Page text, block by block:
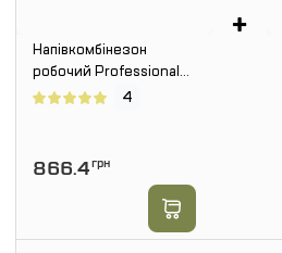
Напівкомбінезон
робочий Professional
Grey
4
866.4грн
+